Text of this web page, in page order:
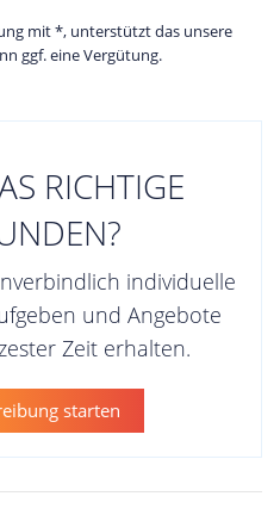
mit *, unterstützt das unsere
ggf. eine Vergütung.
RICHTIGE
individuelle
und Angebote
Zeit erhalten.
starten